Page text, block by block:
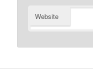
Website